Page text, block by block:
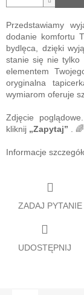
Przedstawiamy
dodanie komfortu
bydlęca, dzięki
stanie się nie tylko
elementem
oryginalna
wymiarom oferuje
Zdjęcie
kliknij „Zapytaj” . 🌈
Informacje
ZADAJ PYTANIE
UDOSTĘPNIJ